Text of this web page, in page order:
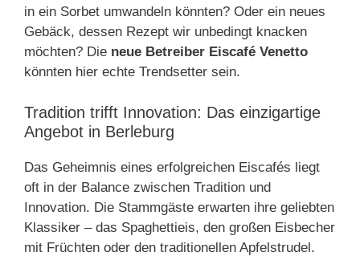
in ein Sorbet umwandeln könnten? Oder ein neues
Gebäck, dessen Rezept wir unbedingt knacken
möchten? Die neue Betreiber Eiscafé Venetto
könnten hier echte Trendsetter sein.
Tradition trifft Innovation: Das einzigartige
Angebot in Berleburg
Das Geheimnis eines erfolgreichen Eiscafés liegt
oft in der Balance zwischen Tradition und
Innovation. Die Stammgäste erwarten ihre geliebten
Klassiker – das Spaghettieis, den großen Eisbecher
mit Früchten oder den traditionellen Apfelstrudel.